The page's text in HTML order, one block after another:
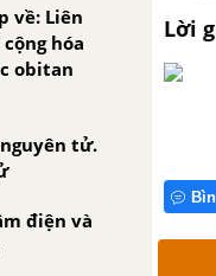
về: Liên
hóa
obitan
tử.
điện và
Lời